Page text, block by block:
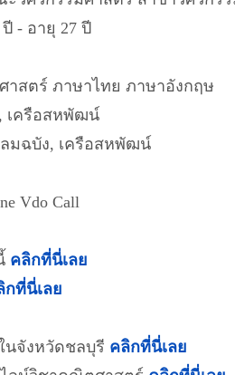
- อายุ 27 ปี
สตร์ ภาษาไทย ภาษาอังกฤษ
เครือสหพัฒน์
มฉบัง, เครือสหพัฒน์
Vdo Call
คลิกที่นี่เลย
กที่นี่เลย
นจังหวัดชลบุรี คลิกที่นี่เลย